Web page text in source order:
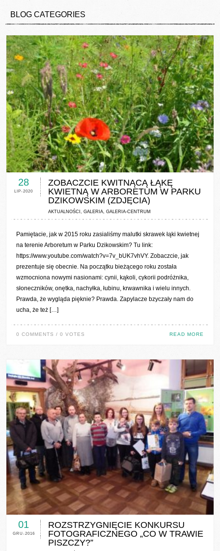
BLOG CATEGORIES
0 COMMENTS / 0 VOTES
28
LIP-2020
ZOBACZCIE KWITNĄCĄ ŁĄKĘ
KWIETNĄ W ARBORETUM W PARKU
DZIKOWSKIM (ZDJĘCIA)
AKTUALNOŚCI,GALERIA,GALERIA-CENTRUM
Pamiętacie, jak w 2015 roku zasialiśmy malutki skrawek łąki kwietnej
na terenie Arboretum w Parku Dzikowskim? Tu link:
https://www.youtube.com/watch?v=7v_bUK7vhVY. Zobaczcie, jak
prezentuje się obecnie. Na początku bieżącego roku została
wzmocniona nowymi nasionami: cynii, kąkoli, cykorii podróżnika,
słoneczników, onętka, nachyłka, łubinu, krwawnika i wielu innych.
Prawda, że wygląda pięknie? Prawda. Zapylacze bzyczały nam do
ucha, że też […]
0 COMMENTS / 0 VOTES READ MORE
0 COMMENTS / 0 VOTES
01
GRU-2016
ROZSTRZYGNIĘCIE KONKURSU
FOTOGRAFICZNEGO „CO W TRAWIE
PISZCZY?”